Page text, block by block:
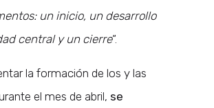
un inicio, un desarrollo
central y un cierre“.
la formación de los y las
el mes de abril, se